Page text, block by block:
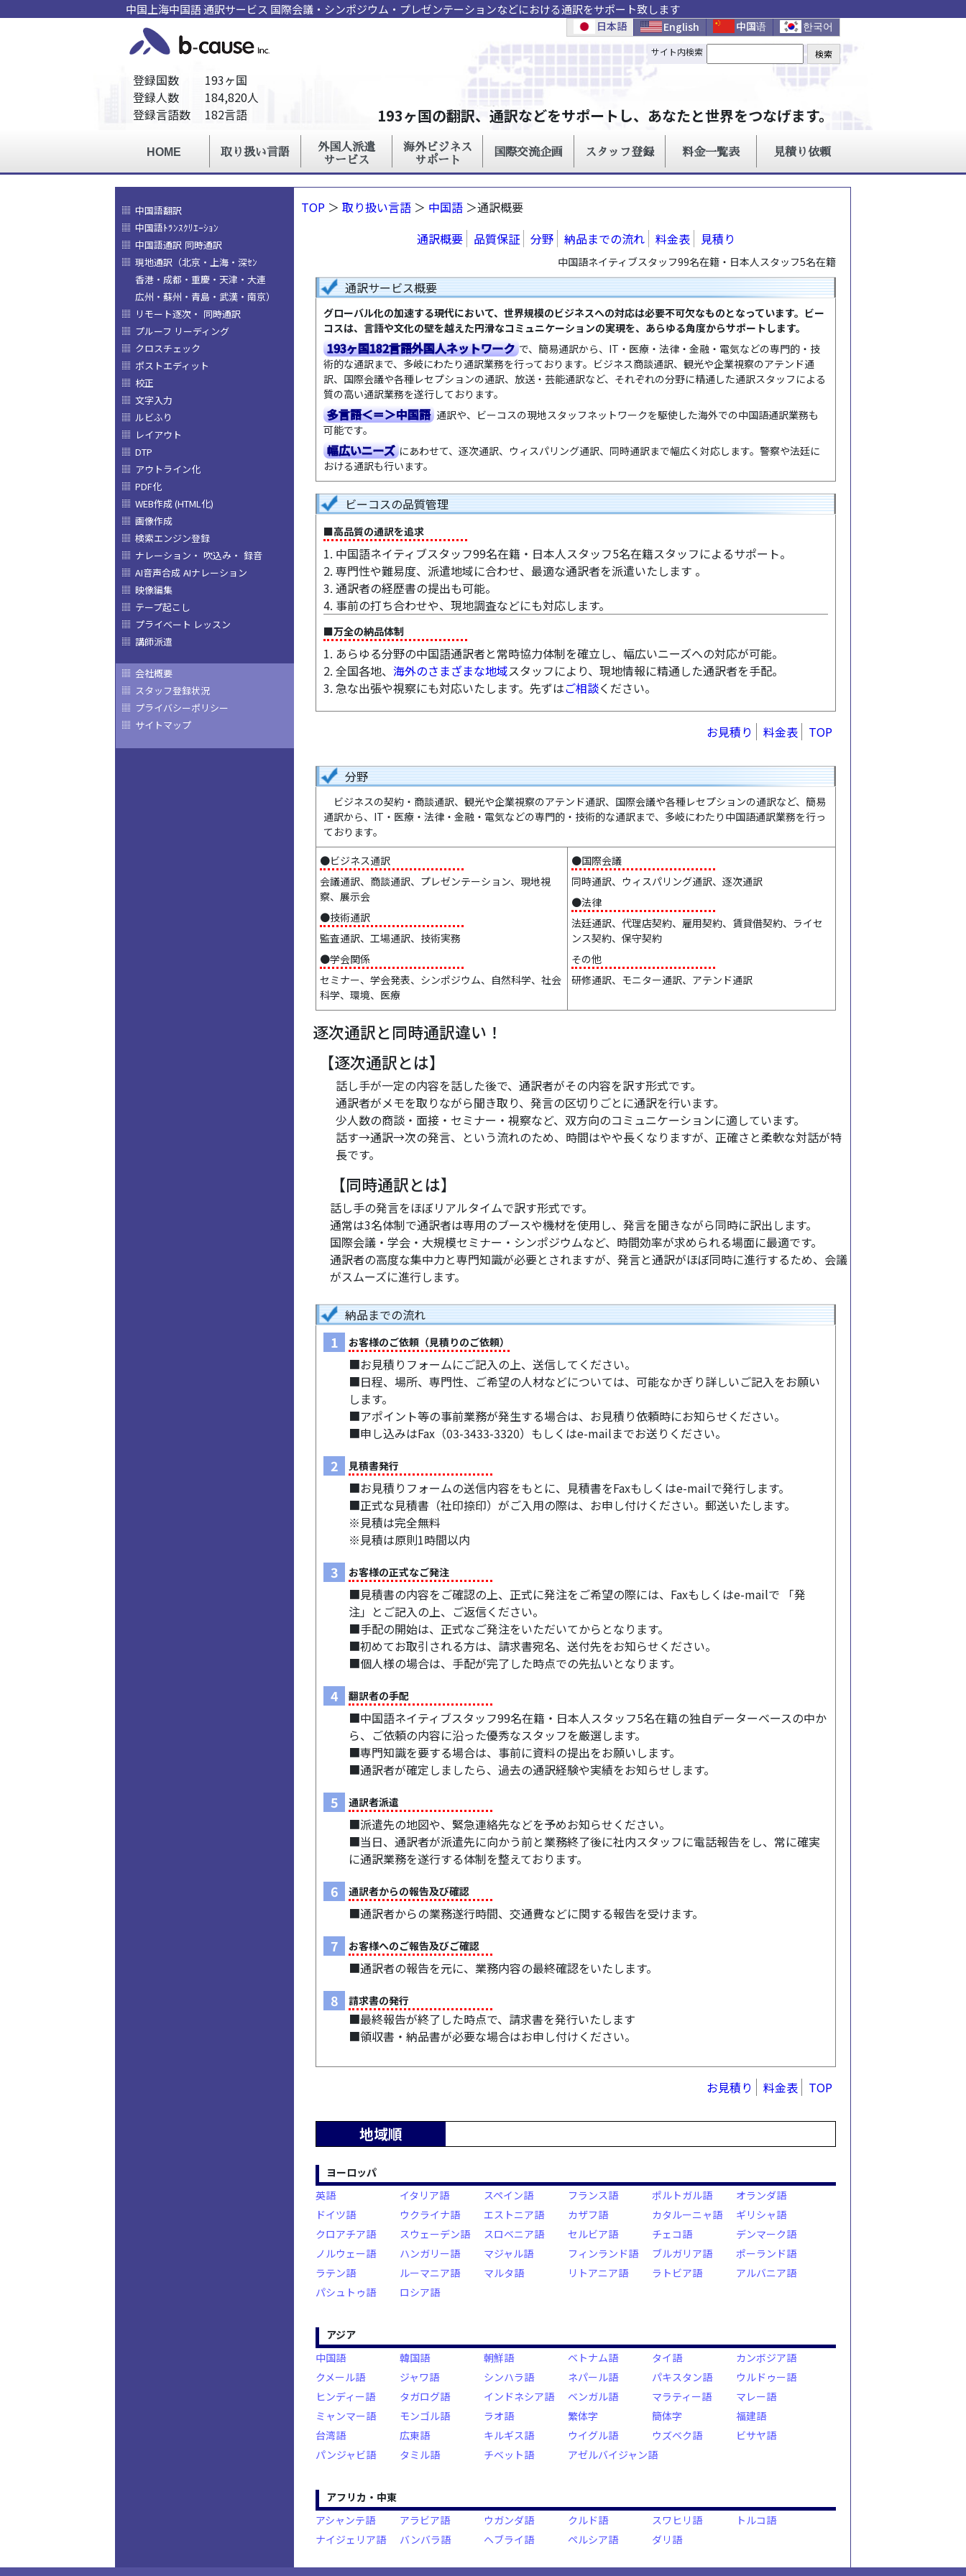
中国上海中国語 通訳サービス 国際会議・シンポジウム・プレゼンテーションなどにおける通訳をサポート致します
TOP ＞ 取り扱い言語 ＞ 中国語 ＞通訳概要
通訳概要
品質保証 分野 納品までの流れ 料金表 見積り
中国語ネイティブスタッフ99名在籍・日本人スタッフ5名在籍
通訳サービス概要
グローバル化の加速する現代において、世界規模のビジネスへの対応は必要不可欠なものとなっています。ビー
コスは、言語や文化の壁を越えた円滑なコミュニケーションの実現を、あらゆる角度からサポートします。
193ヶ国182言語外国人ネットワーク で、簡易通訳から、IT・医療・法律・金融・電気などの専門的・技
術的な通訳まで、多岐にわたり通訳業務を行っております。ビジネス商談通訳、観光や企業視察のアテンド通
訳、国際会議や各種レセプションの通訳、放送・芸能通訳など、それぞれの分野に精通した通訳スタッフによる
質の高い通訳業務を遂行しております。
多言語＜＝＞中国語 通訳や、ビーコスの現地スタッフネットワークを駆使した海外での中国語通訳業務も
可能です。
幅広いニーズ にあわせて、逐次通訳、ウィスパリング通訳、同時通訳まで幅広く対応します。警察や法廷に
おける通訳も行います。
ビーコスの品質管理
■高品質の通訳を追求
1. 中国語ネイティブスタッフ99名在籍・日本人スタッフ5名在籍スタッフによるサポート。
2. 専門性や難易度、派遣地域に合わせ、最適な通訳者を派遣いたします 。
3. 通訳者の経歴書の提出も可能。
4. 事前の打ち合わせや、現地調査などにも対応します。
■万全の納品体制
1. あらゆる分野の中国語通訳者と常時協力体制を確立し、幅広いニーズへの対応が可能。
2. 全国各地、 海外のさまざまな地域スタッフにより、現地情報に精通した通訳者を手配。
3. 急な出張や視察にも対応いたします。先ずはご相談ください。
お見積り 料金表 TOP
分野
ビジネスの契約・商談通訳、観光や企業視察のアテンド通訳、国際会議や各種レセプションの通訳など、簡易
通訳から、IT・医療・法律・金融・電気などの専門的・技術的な通訳まで、多岐にわたり中国語通訳業務を行っ
ております。
●ビジネス通訳
会議通訳、商談通訳、プレゼンテーション、現地視
察、展示会
●技術通訳
監査通訳、工場通訳、技術実務
●学会関係
セミナー、学会発表、シンポジウム、自然科学、社会
科学、環境、医療
●国際会議
同時通訳、ウィスパリング通訳、逐次通訳
●法律
法廷通訳、代理店契約、雇用契約、賃貸借契約、ライセ
ンス契約、保守契約
その他
研修通訳、モニター通訳、アテンド通訳
逐次通訳と同時通訳違い！
【逐次通訳とは】
話し手が一定の内容を話した後で、通訳者がその内容を訳す形式です。
通訳者がメモを取りながら聞き取り、発言の区切りごとに通訳を行います。
少人数の商談・面接・セミナー・視察など、双方向のコミュニケーションに適しています。
話す→通訳→次の発言、という流れのため、時間はやや長くなりますが、正確さと柔軟な対話が特
長です。
【同時通訳とは】
話し手の発言をほぼリアルタイムで訳す形式です。
通常は3名体制で通訳者は専用のブースや機材を使用し、発言を聞きながら同時に訳出します。
国際会議・学会・大規模セミナー・シンポジウムなど、時間効率が求められる場面に最適です。
通訳者の高度な集中力と専門知識が必要とされますが、発言と通訳がほぼ同時に進行するため、会議
がスムーズに進行します。
納品までの流れ
1 お客様のご依頼（見積りのご依頼）
■お見積りフォームにご記入の上、送信してください。
■日程、場所、専門性、ご希望の人材などについては、可能なかぎり詳しいご記入をお願い
します。
■アポイント等の事前業務が発生する場合は、お見積り依頼時にお知らせください。
■申し込みはFax（03-3433-3320）もしくはe-mailまでお送りください。
2 見積書発行
■お見積りフォームの送信内容をもとに、見積書をFaxもしくはe-mailで発行します。
■正式な見積書（社印捺印）がご入用の際は、お申し付けください。郵送いたします。
※見積は完全無料
※見積は原則1時間以内
3 お客様の正式なご発注
■見積書の内容をご確認の上、正式に発注をご希望の際には、Faxもしくはe-mailで 「発
注」とご記入の上、ご返信ください。
■手配の開始は、正式なご発注をいただいてからとなります。
■初めてお取引される方は、請求書宛名、送付先をお知らせください。
■個人様の場合は、手配が完了した時点での先払いとなります。
4 翻訳者の手配
■中国語ネイティブスタッフ99名在籍・日本人スタッフ5名在籍の独自データーベースの中か
ら、ご依頼の内容に沿った優秀なスタッフを厳選します。
■専門知識を要する場合は、事前に資料の提出をお願いします。
■通訳者が確定しましたら、過去の通訳経験や実績をお知らせします。
5 通訳者派遣
■派遣先の地図や、緊急連絡先などを予めお知らせください。
■当日、通訳者が派遣先に向かう前と業務終了後に社内スタッフに電話報告をし、常に確実
に通訳業務を遂行する体制を整えております。
6 通訳者からの報告及び確認
■通訳者からの業務遂行時間、交通費などに関する報告を受けます。
7 お客様へのご報告及びご確認
■通訳者の報告を元に、業務内容の最終確認をいたします。
8 請求書の発行
■最終報告が終了した時点で、請求書を発行いたします
■領収書・納品書が必要な場合はお申し付けください。
お見積り 料金表 TOP
地域順
ヨーロッパ
英語
イタリア語 スペイン語 フランス語 ポルトガル語
オランダ語
ドイツ語
ウクライナ語 エストニア語 カザフ語 カタルーニャ語
ギリシャ語
クロアチア語
スウェーデン語 スロベニア語 セルビア語 チェコ語
デンマーク語
ノルウェー語
ハンガリー語 マジャル語 フィンランド語 ブルガリア語
ポーランド語
ラテン語
ルーマニア語 マルタ語 リトアニア語 ラトビア語
アルバニア語
パシュトゥ語
ロシア語
アジア
中国語
韓国語 朝鮮語 ベトナム語 タイ語
カンボジア語
クメール語
ジャワ語 シンハラ語 ネパール語 パキスタン語
ウルドゥー語
ヒンディー語
タガログ語 インドネシア語 ベンガル語 マラティー語
マレー語
ミャンマー語
モンゴル語 ラオ語 繁体字 簡体字
福建語
台湾語
広東語 キルギス語 ウイグル語 ウズベク語
ビサヤ語
パンジャビ語
タミル語 チベット語 アゼルバイジャン語
アフリカ・中東
アシャンテ語
アラビア語 ウガンダ語 クルド語 スワヒリ語
トルコ語
ナイジェリア語
バンバラ語 ヘブライ語 ペルシア語 ダリ語